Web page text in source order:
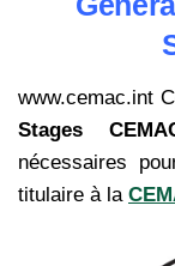
www.cemac.int
Stages
nécessaires
titulaire à la